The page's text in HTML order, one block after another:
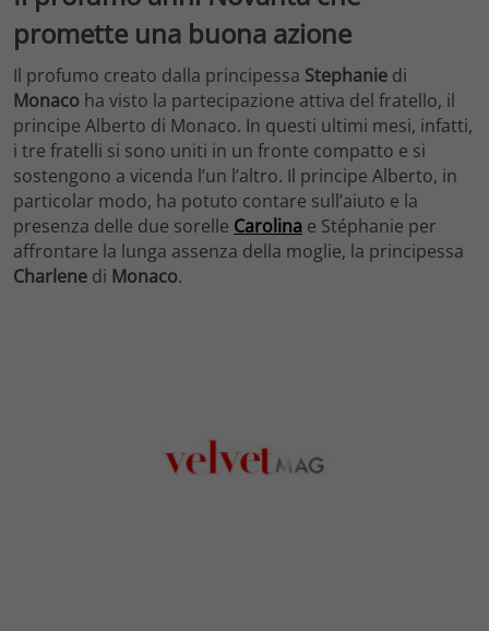
promette una buona azione
Il profumo creato dalla principessa Stephanie di
Monaco ha visto la partecipazione attiva del fratello, il
principe Alberto di Monaco. In questi ultimi mesi, infatti,
i tre fratelli si sono uniti in un fronte compatto e si
sostengono a vicenda l’un l’altro. Il principe Alberto, in
particolar modo, ha potuto contare sull’aiuto e la
presenza delle due sorelle Carolina e Stéphanie per
affrontare la lunga assenza della moglie, la principessa
Charlene di Monaco.